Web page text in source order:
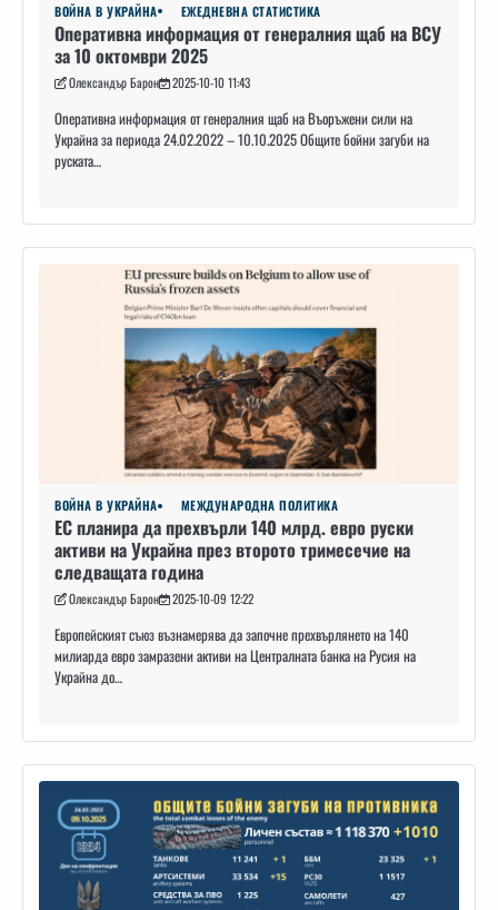
ВОЙНА В УКРАЙНА ЕЖЕДНЕВНА СТАТИСТИКА
Оперативна информация от генералния щаб на ВСУ
за 10 октомври 2025
Олександър Барон 2025-10-10 11:43
Оперативна информация от генералния щаб на Въоръжени сили на
Украйна за периода 24.02.2022 – 10.10.2025 Общите бойни загуби на
руската…
ВОЙНА В УКРАЙНА МЕЖДУНАРОДНА ПОЛИТИКА
ЕС планира да прехвърли 140 млрд. евро руски
активи на Украйна през второто тримесечие на
следващата година
Олександър Барон 2025-10-09 12:22
Европейският съюз възнамерява да започне прехвърлянето на 140
милиарда евро замразени активи на Централната банка на Русия на
Украйна до…